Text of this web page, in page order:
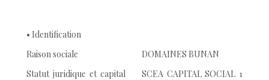
• Identification
Raison sociale
DOMAINES BUNAN
Statut juridique et capital
SCEA CAPITAL SOCIAL 1